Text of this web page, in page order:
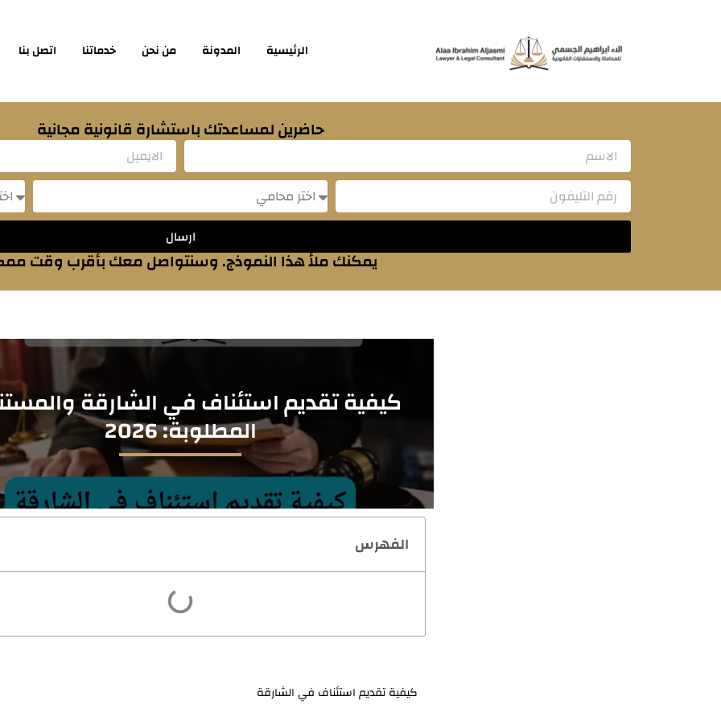
الرئيسية المدونة من نحن خدماتنا اتصل بنا
حاضرين لمساعدتك باستشارة قانونية مجانية
Message
ارسال
يمكنك ملأ هذا النموذج. وسنتواصل معك بأقرب وقت
كيفية تقديم استئناف في الشارقة
المطلوبة: 2026
الفهرس
كيفية تقديم استئناف في الشارقة